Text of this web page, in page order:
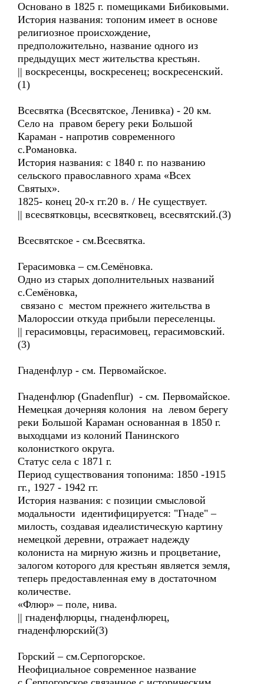
Основано в 1825 г. помещиками Бибиковыми.
История названия: топоним имеет в основе
религиозное происхождение,
предположительно, название одного из
предыдущих мест жительства крестьян.
|| воскресенцы, воскресенец; воскресенский.
(1)
Всесвятка (Всесвятское, Ленивка) - 20 км.
Село на правом берегу реки Большой
Караман - напротив современного
с.Романовка.
История названия: с 1840 г. по названию
сельского православного храма «Всех
Святых».
1825- конец 20-х гг.20 в. / Не существует.
|| всесвятковцы, всесвятковец, всесвятский.(3)
Всесвятское - см.Всесвятка.
Герасимовка – см.Семёновка.
Одно из старых дополнительных названий
с.Семёновка,
связано с местом прежнего жительства в
Малороссии откуда прибыли переселенцы.
|| герасимовцы, герасимовец, герасимовский.
(3)
Гнаденфлур - см. Первомайское.
Гнаденфлюр (Gnadenflur) - см. Первомайское.
Немецкая дочерняя колония на левом берегу
реки Большой Караман основанная в 1850 г.
выходцами из колоний Панинского
колонисткого округа.
Статус села с 1871 г.
Период существования топонима: 1850 -1915
гг., 1927 - 1942 гг.
История названия: с позиции смысловой
модальности идентифицируется: "Гнаде" –
милость, создавая идеалистическую картину
немецкой деревни, отражает надежду
колониста на мирную жизнь и процветание,
залогом которого для крестьян является земля,
теперь предоставленная ему в достаточном
количестве.
«Флюр» – поле, нива.
|| гнаденфлюрцы, гнаденфлюрец,
гнаденфлюрский(3)
Горский – см.Серпогорское.
Неофициальное современное название